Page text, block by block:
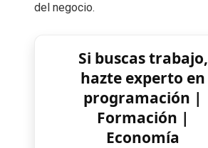
del negocio.
Si buscas trabajo,
hazte experto en
programación |
Formación |
Economía